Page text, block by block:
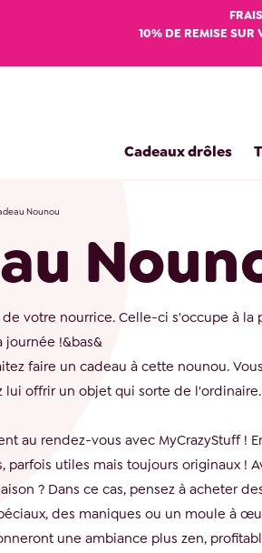
10% DE REMISE SUR
Cadeaux drôles
Nounou
votre nourrice. Celle-ci s'occupe à
journée !&bas&
faire un cadeau à cette nounou.
lui offrir un objet qui sorte de
au rendez-vous avec MyCrazyStuff
parfois utiles mais toujours originaux !
? Dans ce cas, pensez à acheter
des maniques ou un moule à
une ambiance plus zen,